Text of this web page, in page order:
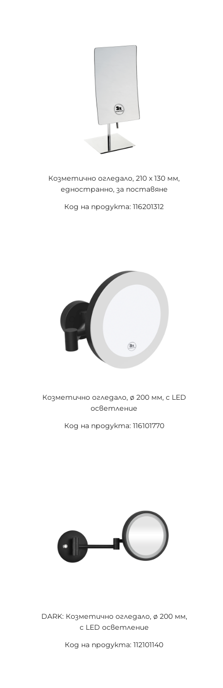
Козметично огледало, 210 x 130 мм,
едностранно, за поставяне
Код на продукта: 116201312
Козметично огледало, ø 200 мм, с LED
осветление
Код на продукта: 116101770
DARK: Козметично огледало, ø 200 мм,
с LED осветление
Код на продукта: 112101140